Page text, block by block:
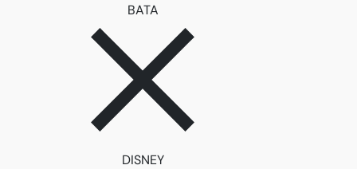
BATAลบตัวกรอง BATA
DISNEYลบตัวกรอง DISNEY